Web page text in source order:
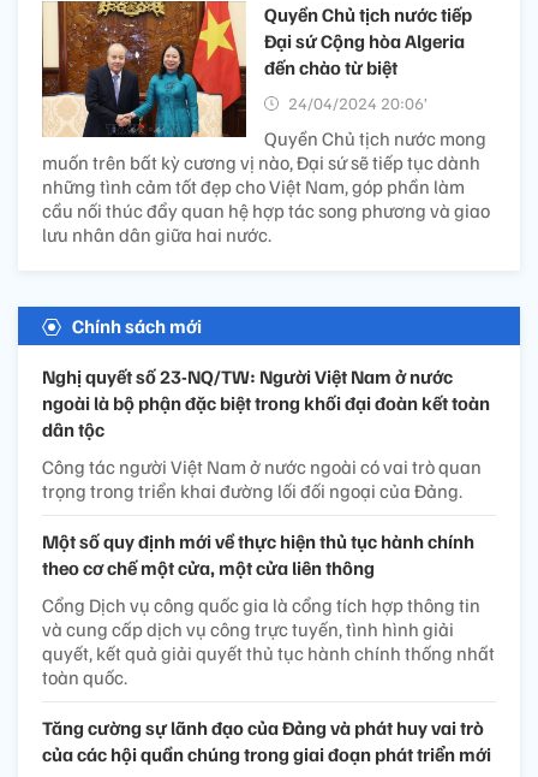
Quyền Chủ tịch nước tiếp
Đại sứ Cộng hòa Algeria
đến chào từ biệt
24/04/2024 20:06’
Quyền Chủ tịch nước mong
muốn trên bất kỳ cương vị nào, Đại sứ sẽ tiếp tục dành
những tình cảm tốt đẹp cho Việt Nam, góp phần làm
cầu nối thúc đẩy quan hệ hợp tác song phương và giao
lưu nhân dân giữa hai nước.
Chính sách mới
Nghị quyết số 23-NQ/TW: Người Việt Nam ở nước
ngoài là bộ phận đặc biệt trong khối đại đoàn kết toàn
dân tộc
Công tác người Việt Nam ở nước ngoài có vai trò quan
trọng trong triển khai đường lối đối ngoại của Đảng.
Một số quy định mới về thực hiện thủ tục hành chính
theo cơ chế một cửa, một cửa liên thông
Cổng Dịch vụ công quốc gia là cổng tích hợp thông tin
và cung cấp dịch vụ công trực tuyến, tình hình giải
quyết, kết quả giải quyết thủ tục hành chính thống nhất
toàn quốc.
Tăng cường sự lãnh đạo của Đảng và phát huy vai trò
của các hội quần chúng trong giai đoạn phát triển mới